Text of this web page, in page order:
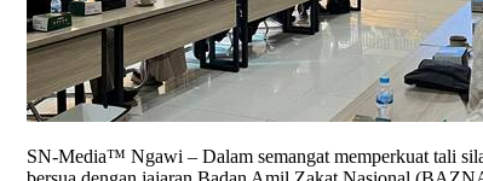
SN-Media™ Ngawi – Dalam semangat memperkuat tali